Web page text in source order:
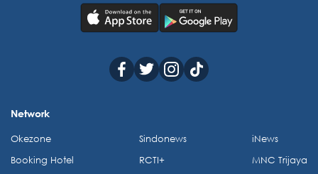
Network
Okezone
Booking Hotel
Sindonews
RCTI+
iNews
MNC Trijaya